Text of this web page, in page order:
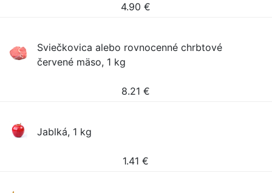
4.90 €
Sviečkovica alebo rovnocenné chrbtové
červené mäso, 1 kg
8.21 €
Jablká, 1 kg
1.41 €